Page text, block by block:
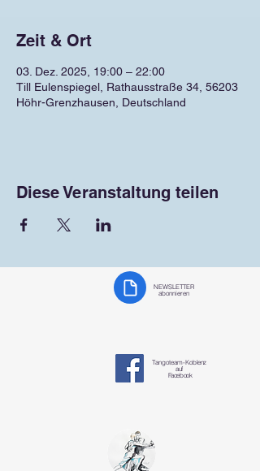
Zeit & Ort
03. Dez. 2025, 19:00 – 22:00
Till Eulenspiegel, Rathausstraße 34, 56203
Höhr-Grenzhausen, Deutschland
Diese Veranstaltung teilen
NEWSLETTER
abonnieren
Tangoteam-Koblenz
auf
Facebook